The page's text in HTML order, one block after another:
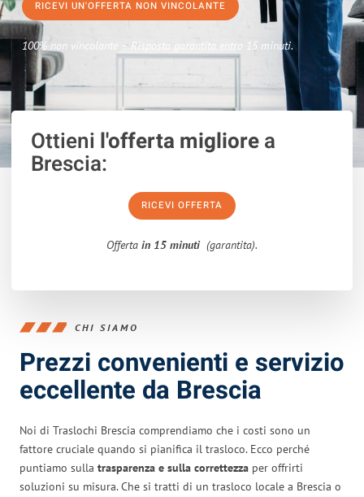
RICEVI UN'OFFERTA NON VINCOLANTE
100% non vincolante – Risposta garantita entro 15 minuti.
Ottieni l'offerta migliorea
Brescia:
RICEVI OFFERTA
Offerta in 15 minuti (garantita).
CHI SIAMO
Prezzi convenienti e servizio
eccellente da Brescia
Noi di Traslochi Brescia comprendiamo che i costi sono un
fattore cruciale quando si pianifica il trasloco. Ecco perché
puntiamo sulla trasparenza e sulla correttezza per offrirti
soluzioni su misura. Che si tratti di un trasloco locale a Brescia o